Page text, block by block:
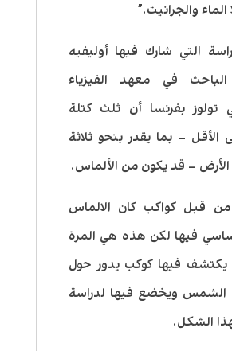
الماء والجرانيت.”
التي شارك فيها أوليفيه
في معهد الفيزياء
تولوز بفرنسا أن ثلث كتلة
الأقل – بما يقدر بنحو ثلاثة
الأرض – قد يكون من الألماس.
قبل كواكب كان الالماس
فيها لكن هذه هي المرة
يكتشف فيها كوكب يدور حول
ويخضع فيها لدراسة
الشكل.